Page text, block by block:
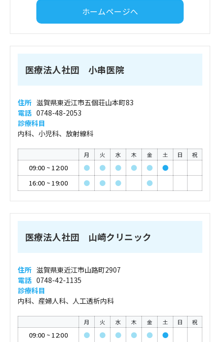
ホームページへ
医療法人社団 小串医院
住所 滋賀県東近江市五個荘山本町83
電話 0748-48-2053
診療科目
内科、小児科、放射線科
月 火 水 木 金 土 日 祝
09:00 ~12:00 ● ● ● ● ●
●
16:00 ~19:00 ● ● ● ●
医療法人社団 山崎クリニック
住所 滋賀県東近江市山路町2907
電話 0748-42-1135
診療科目
内科、産婦人科、人工透析内科
月 火 水 木 金 土 日 祝
09:00 ~12:00 ● ● ● ● ● ●